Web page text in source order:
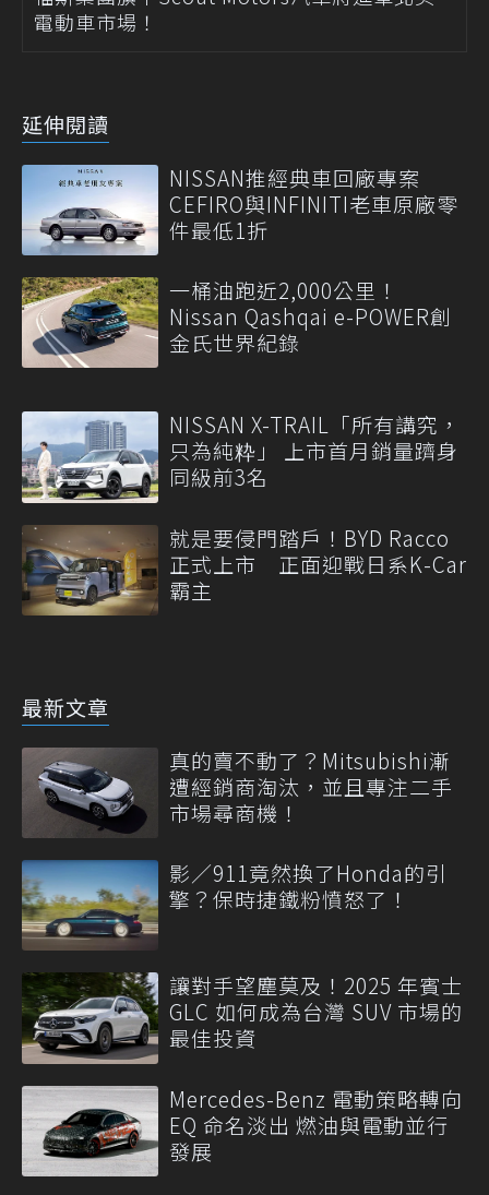
電動車市場！
延伸閱讀
NISSAN推經典車回廠專案
CEFIRO與INFINITI老車原廠零
件最低1折
一桶油跑近2,000公里！
Nissan Qashqai e-POWER創
金氏世界紀錄
NISSAN X-TRAIL「所有講究，
只為純粋」 上市首月銷量躋身
同級前3名
就是要侵門踏戶！BYD Racco
正式上市 正面迎戰日系K-Car
霸主
最新文章
真的賣不動了？Mitsubishi漸
遭經銷商淘汰，並且專注二手
市場尋商機！
影／911竟然換了Honda的引
擎？保時捷鐵粉憤怒了！
讓對手望塵莫及！2025 年賓士
GLC 如何成為台灣 SUV 市場的
最佳投資
Mercedes-Benz 電動策略轉向
EQ 命名淡出 燃油與電動並行
發展